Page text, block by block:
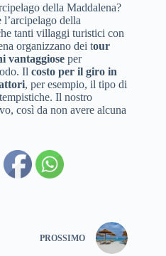
della Maddalena?
della
tanti villaggi turistici con
organizzano dei tour
vantaggiose per
Il costo per il giro in
, per esempio, il tipo di
Il nostro
così da non avere alcuna
PROSSIMO